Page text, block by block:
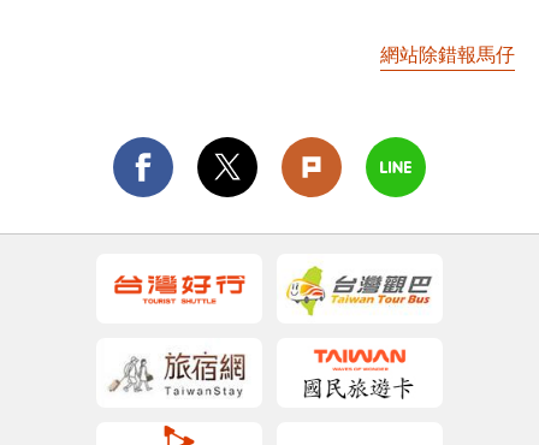
網站除錯報馬仔